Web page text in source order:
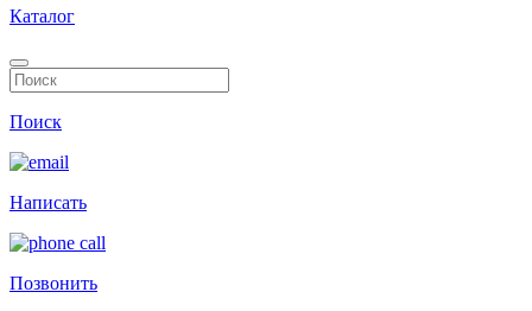
Каталог
Поиск
Написать
Позвонить